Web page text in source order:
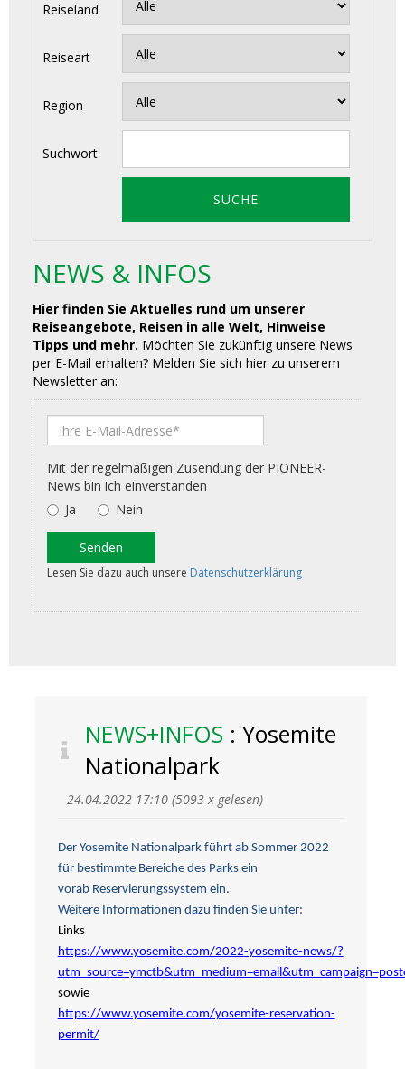
Reiseland
Reiseart
Region
Suchwort
NEWS & INFOS
Hier finden Sie Aktuelles rund um unserer
Reiseangebote, Reisen in alle Welt, Hinweise
Tipps und mehr. Möchten Sie zukünftig unsere News
per E-Mail erhalten? Melden Sie sich hier zu unserem
Newsletter an:
NEWS+INFOS : Yosemite
Nationalpark
24.04.2022 17:10(5093 x gelesen)
Der Yosemite Nationalpark führt ab Sommer 2022
für bestimmte Bereiche des Parks ein
vorab Reservierungssystem ein.
Weitere Informationen dazu finden Sie unter:
Links
https://www.yosemite.com/2022-yosemite-news/?
sowie
https://www.yosemite.com/yosemite-reservation-
permit/